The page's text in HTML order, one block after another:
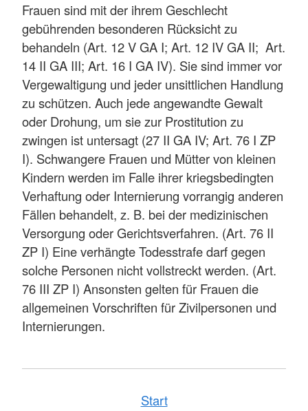
Frauen sind mit der ihrem Geschlecht
gebührenden besonderen Rücksicht zu
behandeln (Art. 12 V GA I; Art. 12 IV GA II; Art.
14 II GA III; Art. 16 I GA IV). Sie sind immer vor
Vergewaltigung und jeder unsittlichen Handlung
zu schützen. Auch jede angewandte Gewalt
oder Drohung, um sie zur Prostitution zu
zwingen ist untersagt (27 II GA IV; Art. 76 I ZP
I). Schwangere Frauen und Mütter von kleinen
Kindern werden im Falle ihrer kriegsbedingten
Verhaftung oder Internierung vorrangig anderen
Fällen behandelt, z. B. bei der medizinischen
Versorgung oder Gerichtsverfahren. (Art. 76 II
ZP I) Eine verhängte Todesstrafe darf gegen
solche Personen nicht vollstreckt werden. (Art.
76 III ZP I) Ansonsten gelten für Frauen die
allgemeinen Vorschriften für Zivilpersonen und
Internierungen.
Start